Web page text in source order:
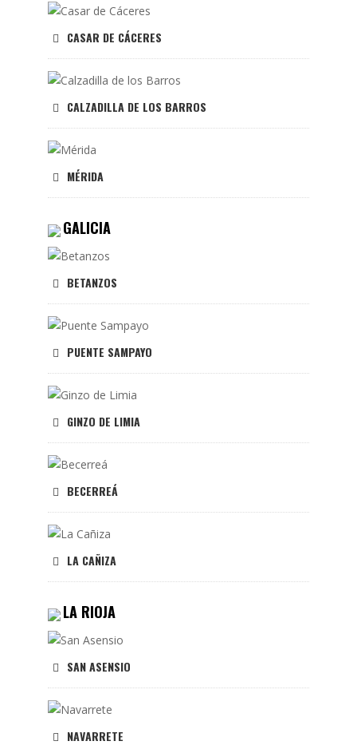
CASAR DE CÁCERES
CALZADILLA DE LOS BARROS
MÉRIDA
GALICIA
BETANZOS
PUENTE SAMPAYO
GINZO DE LIMIA
BECERREÁ
LA CAÑIZA
LA RIOJA
SAN ASENSIO
NAVARRETE